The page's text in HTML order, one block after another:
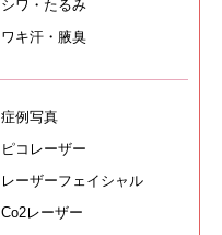
シワ・たるみ
ワキ汗・腋臭
症例写真
ピコレーザー
レーザーフェイシャル
Co2レーザー